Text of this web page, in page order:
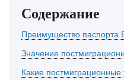
Содержание
Преимущество паспорта
Значение
Какие постмиграционные